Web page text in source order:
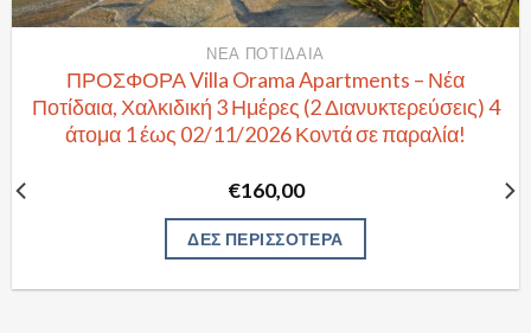
ΝΈΑ ΠΟΤΊΔΑΙΑ
ΠΡΟΣΦΟΡΑ Villa Orama Apartments – Νέα
Ποτίδαια, Χαλκιδική 3 Ημέρες (2 Διανυκτερεύσεις) 4
άτομα 1 έως 02/11/2026 Κοντά σε παραλία!
€160,00
ΔΕΣ ΠΕΡΙΣΣΟΤΕΡΑ